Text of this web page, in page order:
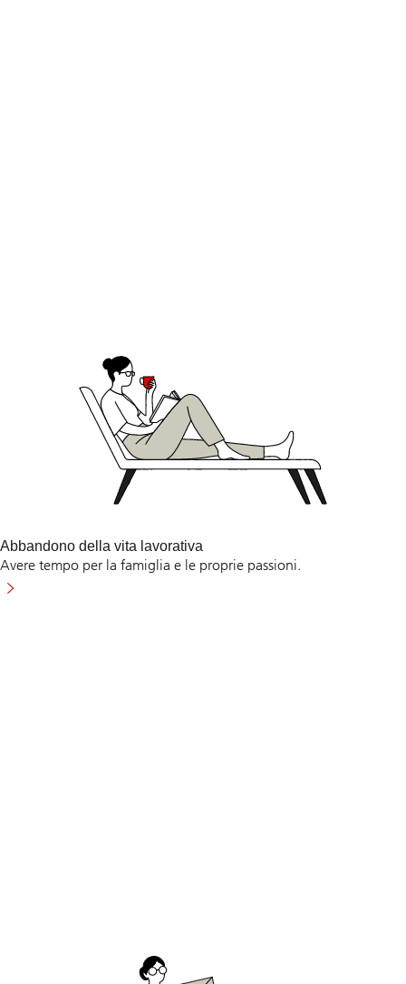
Abbandono della vita lavorativa
Avere tempo per la famiglia e le proprie passioni.